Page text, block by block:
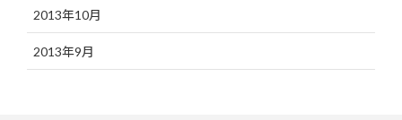
2013年10月
2013年9月